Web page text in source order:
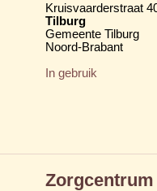
Kruisvaarderstraat
Tilburg
Gemeente Tilburg
Noord-Brabant
In gebruik